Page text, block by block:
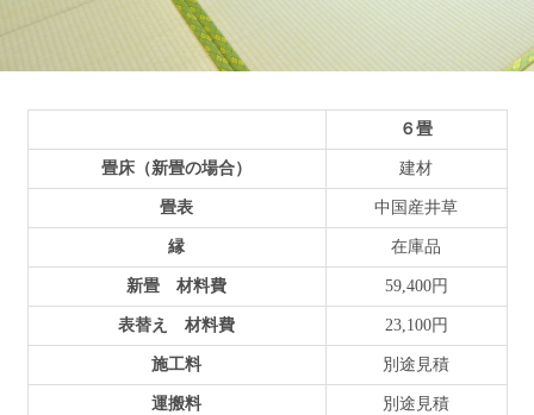
６畳
畳床（新畳の場合） 建材
畳表 中国産井草
縁 在庫品
新畳 材料費 59,400円
表替え 材料費 23,100円
施工料 別途見積
運搬料 別途見積